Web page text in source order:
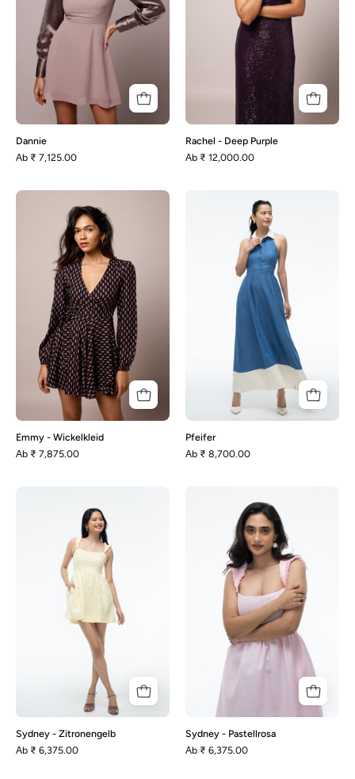
Dannie
Аb ₹ 7,125.00
Rachel - Deep Purple
Аb ₹ 12,000.00
-
Wickelkleid
Emmy - Wickelkleid
Аb ₹ 7,875.00
Pfeifer
Pfeifer
Аb ₹ 8,700.00
-
Zitronengelb
Sydney - Zitronengelb
Аb ₹ 6,375.00
-
Pastellrosa
Sydney - Pastellrosa
Аb ₹ 6,375.00